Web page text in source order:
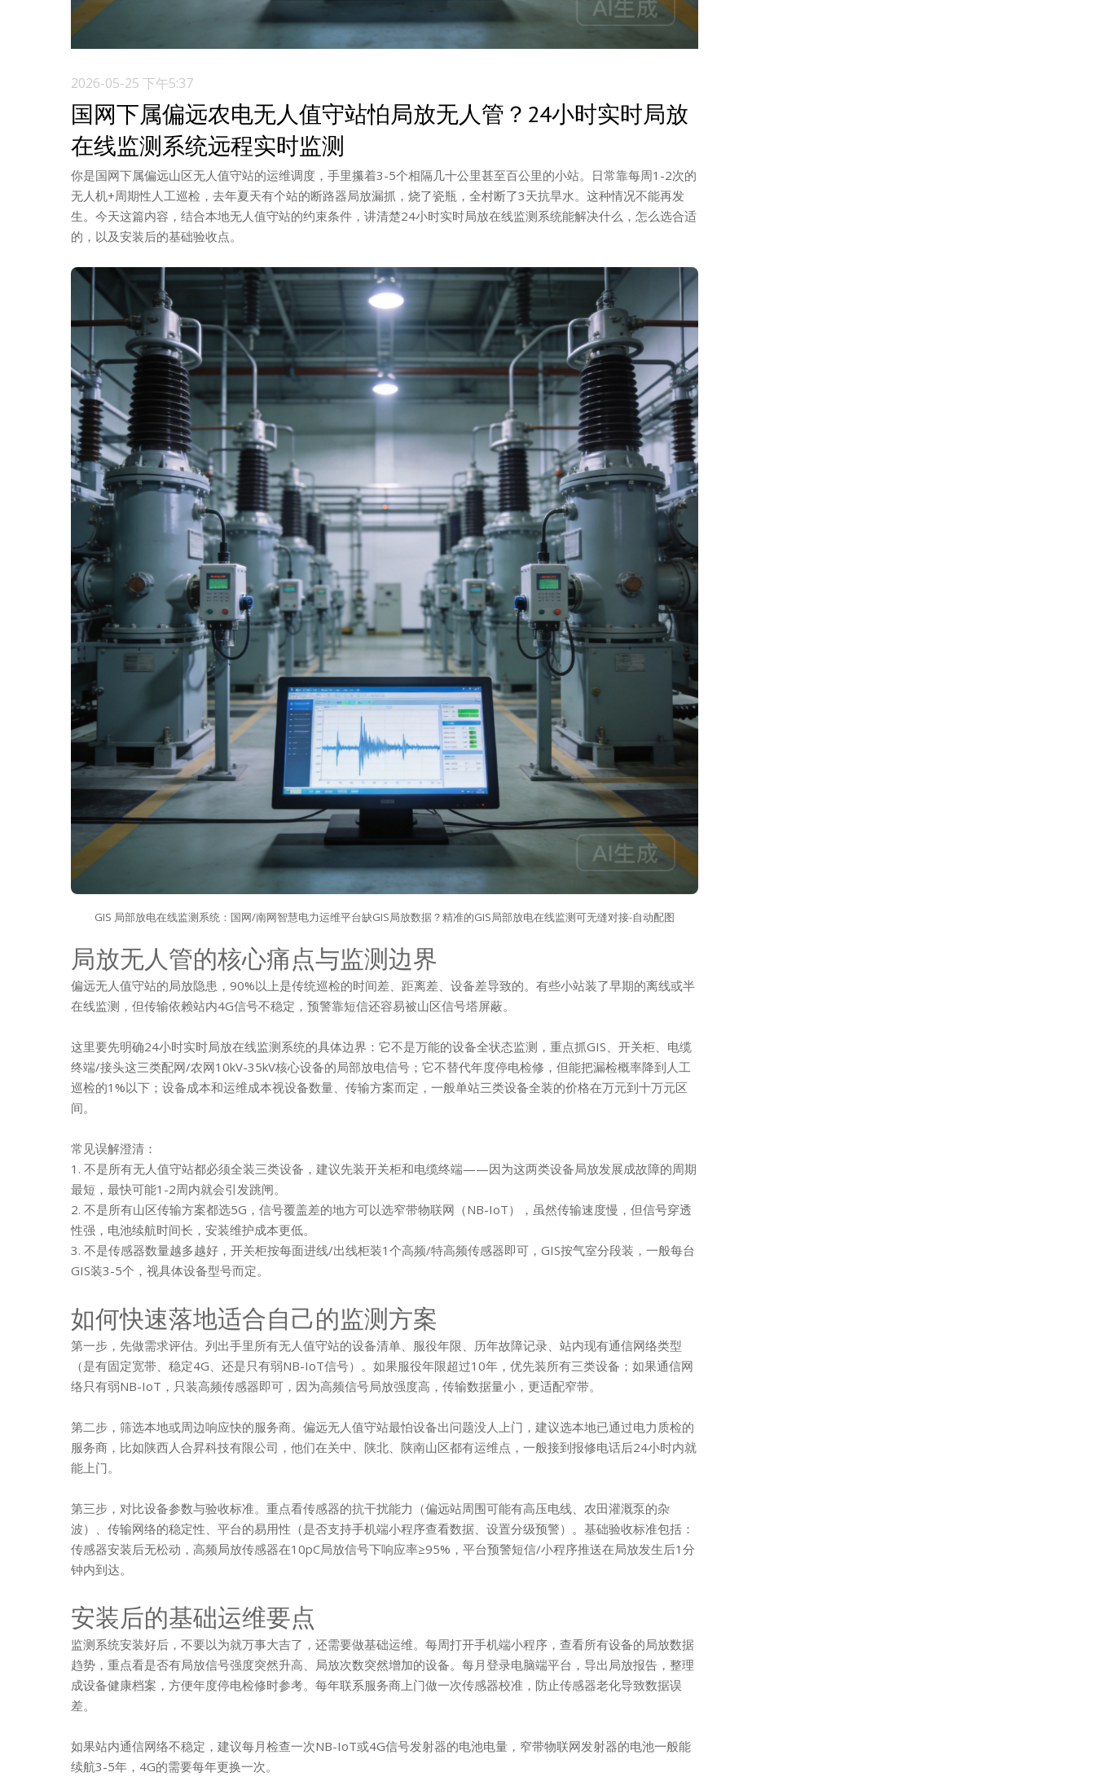
2026-05-25 下午5:37
国网下属偏远农电无人值守站怕局放无人管？24小时实时局放
在线监测系统远程实时监测
你是国网下属偏远山区无人值守站的运维调度，手里攥着3-5个相隔几十公里甚至百公里的小站。日常靠每周1-2次的
无人机+周期性人工巡检，去年夏天有个站的断路器局放漏抓，烧了瓷瓶，全村断了3天抗旱水。这种情况不能再发
生。今天这篇内容，结合本地无人值守站的约束条件，讲清楚24小时实时局放在线监测系统能解决什么，怎么选合适
的，以及安装后的基础验收点。
GIS 局部放电在线监测系统：国网/南网智慧电力运维平台缺GIS局放数据？精准的GIS局部放电在线监测可无缝对接-自动配图
局放无人管的核心痛点与监测边界
偏远无人值守站的局放隐患，90%以上是传统巡检的时间差、距离差、设备差导致的。有些小站装了早期的离线或半
在线监测，但传输依赖站内4G信号不稳定，预警靠短信还容易被山区信号塔屏蔽。
这里要先明确24小时实时局放在线监测系统的具体边界：它不是万能的设备全状态监测，重点抓GIS、开关柜、电缆
终端/接头这三类配网/农网10kV-35kV核心设备的局部放电信号；它不替代年度停电检修，但能把漏检概率降到人工
巡检的1%以下；设备成本和运维成本视设备数量、传输方案而定，一般单站三类设备全装的价格在万元到十万元区
间。
常见误解澄清：
1. 不是所有无人值守站都必须全装三类设备，建议先装开关柜和电缆终端——因为这两类设备局放发展成故障的周期
最短，最快可能1-2周内就会引发跳闸。
2. 不是所有山区传输方案都选5G，信号覆盖差的地方可以选窄带物联网（NB-IoT），虽然传输速度慢，但信号穿透
性强，电池续航时间长，安装维护成本更低。
3. 不是传感器数量越多越好，开关柜按每面进线/出线柜装1个高频/特高频传感器即可，GIS按气室分段装，一般每台
GIS装3-5个，视具体设备型号而定。
如何快速落地适合自己的监测方案
第一步，先做需求评估。列出手里所有无人值守站的设备清单、服役年限、历年故障记录、站内现有通信网络类型
（是有固定宽带、稳定4G、还是只有弱NB-IoT信号）。如果服役年限超过10年，优先装所有三类设备；如果通信网
络只有弱NB-IoT，只装高频传感器即可，因为高频信号局放强度高，传输数据量小，更适配窄带。
第二步，筛选本地或周边响应快的服务商。偏远无人值守站最怕设备出问题没人上门，建议选本地已通过电力质检的
服务商，比如陕西人合昇科技有限公司，他们在关中、陕北、陕南山区都有运维点，一般接到报修电话后24小时内就
能上门。
第三步，对比设备参数与验收标准。重点看传感器的抗干扰能力（偏远站周围可能有高压电线、农田灌溉泵的杂
波）、传输网络的稳定性、平台的易用性（是否支持手机端小程序查看数据、设置分级预警）。基础验收标准包括：
传感器安装后无松动，高频局放传感器在10pC局放信号下响应率≥95%，平台预警短信/小程序推送在局放发生后1分
钟内到达。
安装后的基础运维要点
监测系统安装好后，不要以为就万事大吉了，还需要做基础运维。每周打开手机端小程序，查看所有设备的局放数据
趋势，重点看是否有局放信号强度突然升高、局放次数突然增加的设备。每月登录电脑端平台，导出局放报告，整理
成设备健康档案，方便年度停电检修时参考。每年联系服务商上门做一次传感器校准，防止传感器老化导致数据误
差。
如果站内通信网络不稳定，建议每月检查一次NB-IoT或4G信号发射器的电池电量，窄带物联网发射器的电池一般能
续航3-5年，4G的需要每年更换一次。